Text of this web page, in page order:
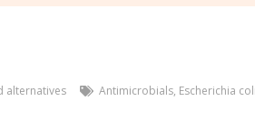
alternatives Antimicrobials, Escherichia